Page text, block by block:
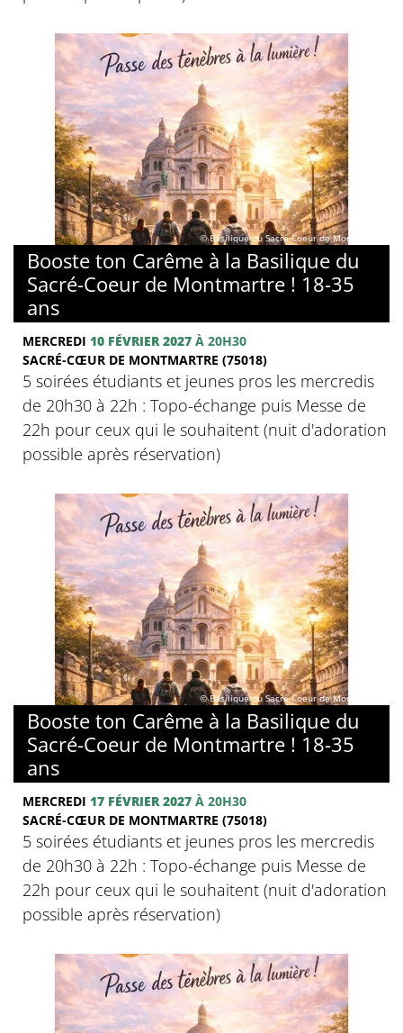
© Basilique du Sacré-Coeur de Montmartre
Booste ton Carême à la Basilique du
Sacré-Coeur de Montmartre ! 18-35
ans
MERCREDI 10 FÉVRIER 2027 À 20H30
SACRÉ-CŒUR DE MONTMARTRE (75018)
5 soirées étudiants et jeunes pros les mercredis
de 20h30 à 22h : Topo-échange puis Messe de
22h pour ceux qui le souhaitent (nuit d'adoration
possible après réservation)
© Basilique du Sacré-Coeur de Montmartre
Booste ton Carême à la Basilique du
Sacré-Coeur de Montmartre ! 18-35
ans
MERCREDI 17 FÉVRIER 2027 À 20H30
SACRÉ-CŒUR DE MONTMARTRE (75018)
5 soirées étudiants et jeunes pros les mercredis
de 20h30 à 22h : Topo-échange puis Messe de
22h pour ceux qui le souhaitent (nuit d'adoration
possible après réservation)